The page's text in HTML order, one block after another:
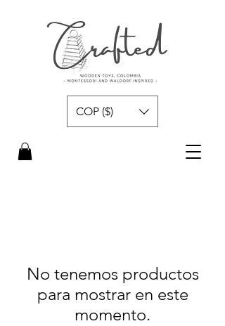
COP ($)
No tenemos productos
para mostrar en este
momento.